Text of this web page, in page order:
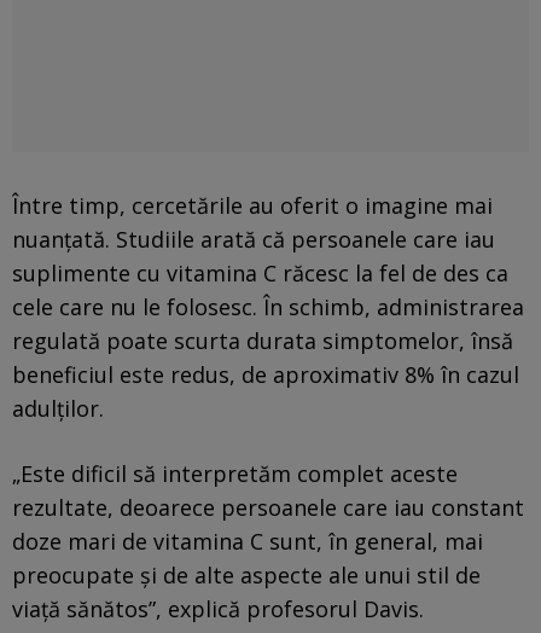
Între timp, cercetările au oferit o imagine mai
nuanțată. Studiile arată că persoanele care iau
suplimente cu vitamina C răcesc la fel de des ca
cele care nu le folosesc. În schimb, administrarea
regulată poate scurta durata simptomelor, însă
beneficiul este redus, de aproximativ 8% în cazul
adulților.
„Este dificil să interpretăm complet aceste
rezultate, deoarece persoanele care iau constant
doze mari de vitamina C sunt, în general, mai
preocupate și de alte aspecte ale unui stil de
viață sănătos”, explică profesorul Davis.